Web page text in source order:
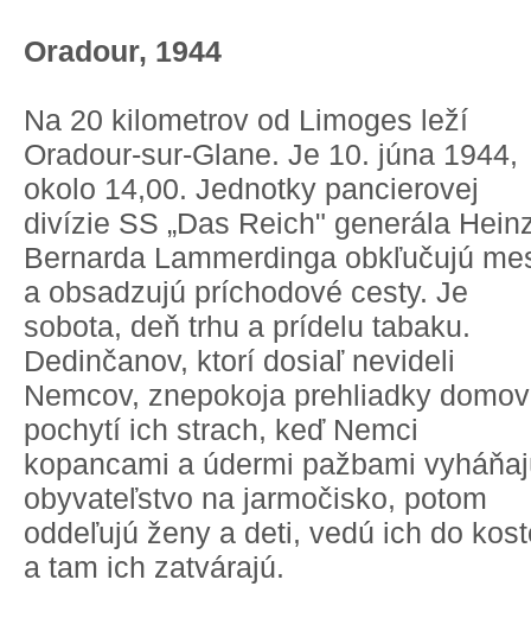
Oradour, 1944
Na 20 kilometrov od Limoges leží
Oradour-sur-Glane. Je 10. júna 1944,
okolo 14,00. Jednotky pancierovej
divízie SS „Das Reich" generála
Bernarda Lammerdinga obkľučujú
a obsadzujú príchodové cesty. Je
sobota, deň trhu a prídelu tabaku.
Dedinčanov, ktorí dosiaľ nevideli
Nemcov, znepokoja prehliadky
pochytí ich strach, keď Nemci
kopancami a údermi pažbami
obyvateľstvo na jarmočisko, potom
oddeľujú ženy a deti, vedú ich do
a tam ich zatvárajú.